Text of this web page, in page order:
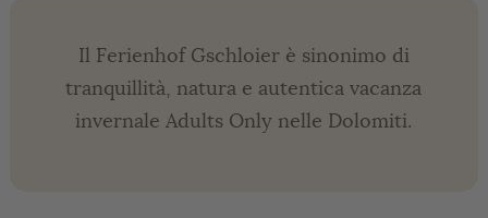
Il Ferienhof Gschloier è sinonimo di
tranquillità, natura e autentica vacanza
invernale Adults Only nelle Dolomiti.